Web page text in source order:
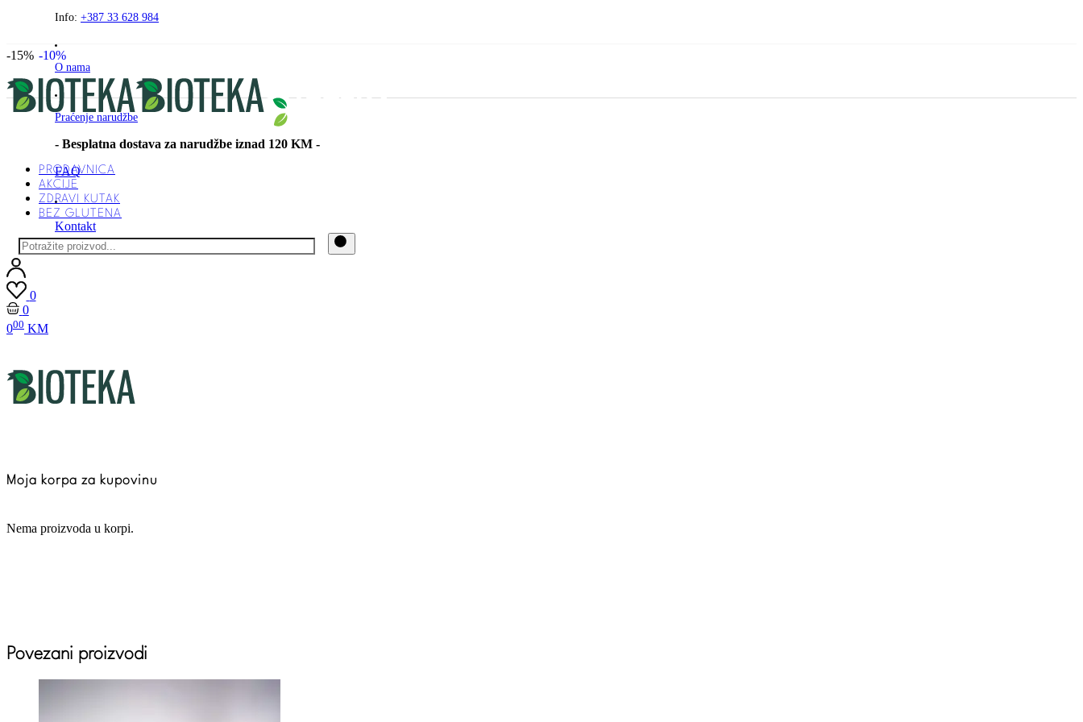
PreskočiteInfo: +387 33 628 984
O nama
Praćenje narudžbe
- Besplatna dostava za narudžbe iznad 120 KM -
FAQ
Kontakt
PRODAVNICA
AKCIJE
ZDRAVI KUTAK
BEZ GLUTENA
0
0
000 KM
Moja korpa za kupovinu
Nema proizvoda u korpi.
-15%
Povezani proizvodi
-10%